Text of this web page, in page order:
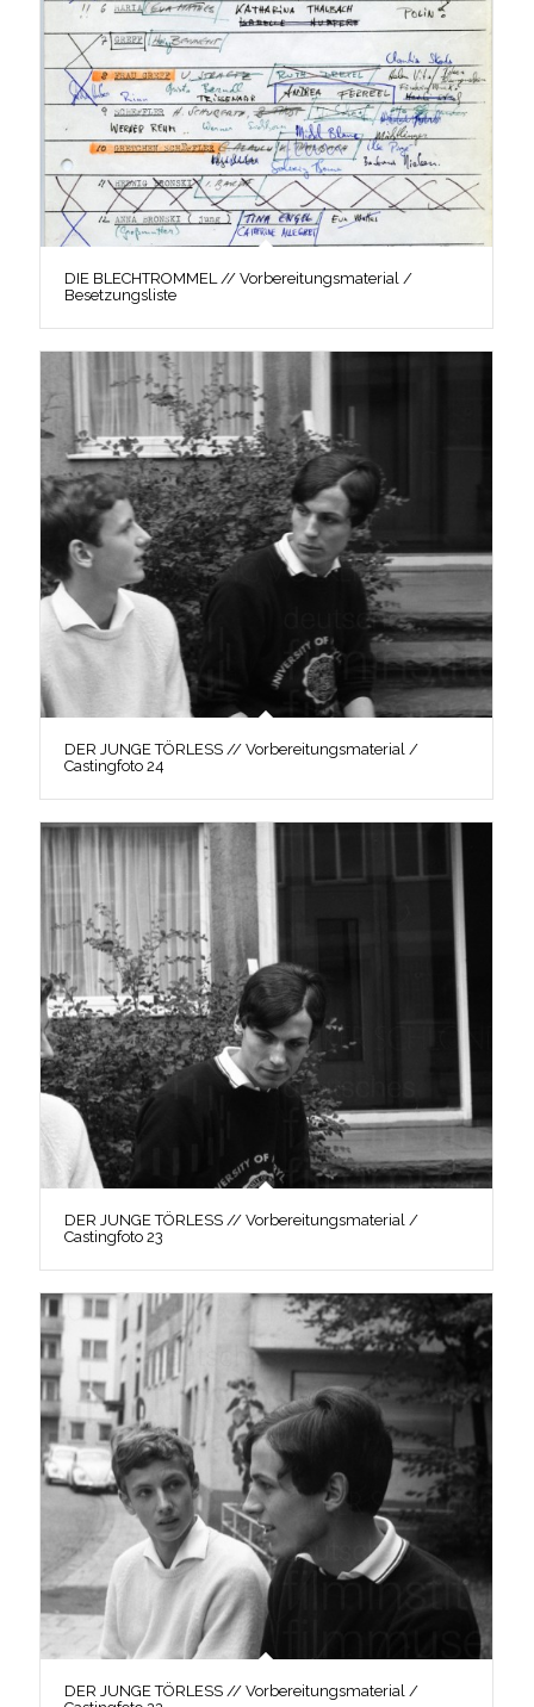
DIE BLECHTROMMEL // Vorbereitungsmaterial /
Besetzungsliste
DER JUNGE TÖRLESS // Vorbereitungsmaterial /
Castingfoto 24
DER JUNGE TÖRLESS // Vorbereitungsmaterial /
Castingfoto 23
DER JUNGE TÖRLESS // Vorbereitungsmaterial /